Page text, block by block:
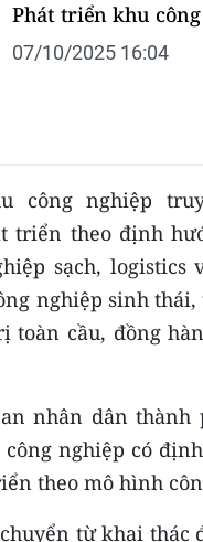
Phát triển khu
07/10/2025 16:04
công nghiệp
triển theo định
sạch,
nghiệp sinh
toàn cầu, đồng
nhân dân
nghiệp có
theo mô hình
từ khai